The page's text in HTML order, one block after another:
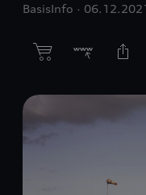
BasisInfo